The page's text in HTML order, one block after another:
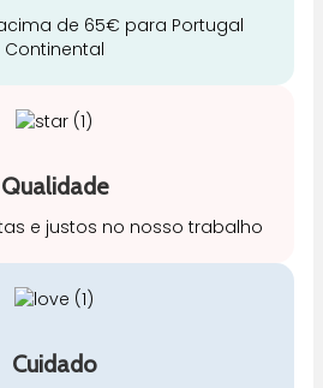
de 65€ para Portugal
Continental
Qualidade
e justos no nosso trabalho
Cuidado